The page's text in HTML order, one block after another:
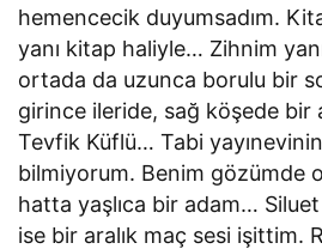
hemencecik duyumsadım.
yanı kitap haliyle… Zihnim
ortada da uzunca borulu bir
girince ileride, sağ köşede bir
Tevfik Küflü… Tabi
bilmiyorum. Benim gözümde
hatta yaşlıca bir adam…
ise bir aralık maç sesi işittim.